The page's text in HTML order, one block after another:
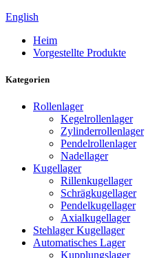
English
Heim
Vorgestellte Produkte
Kategorien
Rollenlager
Kegelrollenlager
Zylinderrollenlager
Pendelrollenlager
Nadellager
Kugellager
Rillenkugellager
Schrägkugellager
Pendelkugellager
Axialkugellager
Stehlager Kugellager
Automatisches Lager
Kupplungslager